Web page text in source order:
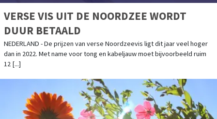
VERSE VIS UIT DE NOORDZEE WORDT
DUUR BETAALD
NEDERLAND - De prijzen van verse Noordzeevis ligt dit jaar veel hoger
dan in 2022. Met name voor tong en kabeljauw moet bijvoorbeeld ruim
12 [...]